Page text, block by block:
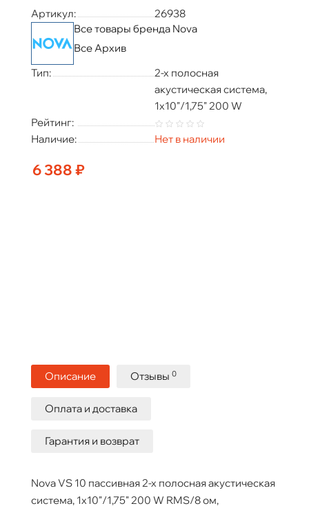
Артикул:
26938
Все товары бренда Nova
Все Архив
Тип:
2-х полосная
акустическая система,
1x10"/1,75" 200 W
Рейтинг:
Наличие:
Нет в наличии
6 388 ₽
Описание Отзывы 0
Оплата и доставка
Гарантия и возврат
Nova VS 10 пассивная 2-х полосная акустическая
система, 1x10"/1,75" 200 W RMS/8 ом,